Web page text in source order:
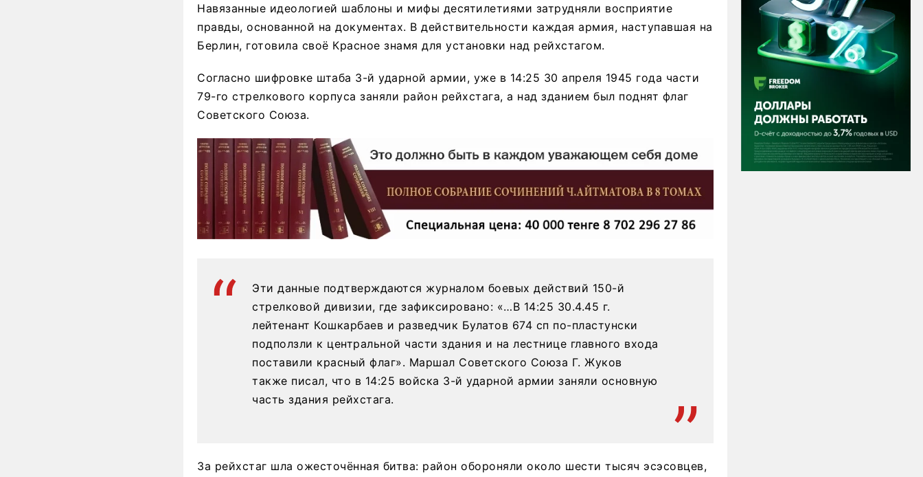
Навязанные идеологией шаблоны и мифы десятилетиями затрудняли восприятие
правды, основанной на документах. В действительности каждая армия, наступавшая на
Берлин, готовила своё Красное знамя для установки над рейхстагом.
Согласно шифровке штаба 3-й ударной армии, уже в 14:25 30 апреля 1945 года части
79-го стрелкового корпуса заняли район рейхстага, а над зданием был поднят флаг
Советского Союза.
Эти данные подтверждаются журналом боевых действий 150-й
стрелковой дивизии, где зафиксировано: «…В 14:25 30.4.45 г.
лейтенант Кошкарбаев и разведчик Булатов 674 сп по-пластунски
подползли к центральной части здания и на лестнице главного входа
поставили красный флаг». Маршал Советского Союза Г. Жуков
также писал, что в 14:25 войска 3-й ударной армии заняли основную
часть здания рейхстага.
За рейхстаг шла ожесточённая битва: район обороняли около шести тысяч эсэсовцев,